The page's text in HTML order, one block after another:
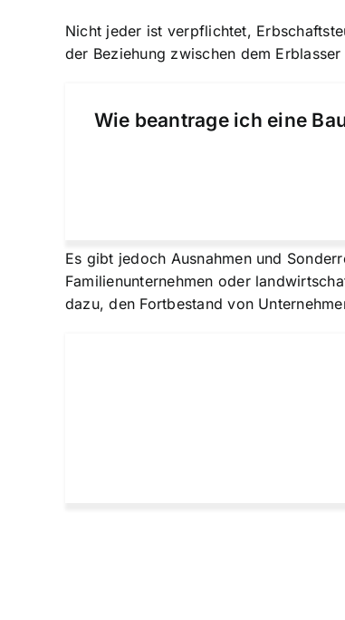
Nicht jeder ist verpflichtet,
der Beziehung zwischen dem
Wie beantrage ich eine
Es gibt jedoch Ausnahmen und
Familienunternehmen oder
dazu, den Fortbestand von